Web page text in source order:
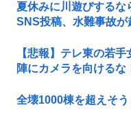
夏休みに川遊びするな
SNS投稿、水難事故
【悲報】テレ東の若
陣にカメラを向ける
全壊1000棟を超えそ